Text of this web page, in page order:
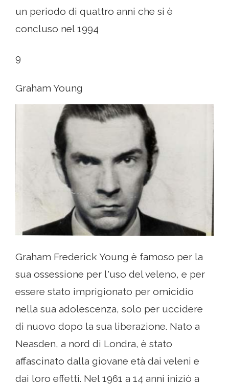
un periodo di quattro anni che si è
concluso nel 1994
9
Graham Young
Graham Frederick Young è famoso per la
sua ossessione per l'uso del veleno, e per
essere stato imprigionato per omicidio
nella sua adolescenza, solo per uccidere
di nuovo dopo la sua liberazione. Nato a
Neasden, a nord di Londra, è stato
affascinato dalla giovane età dai veleni e
dai loro effetti. Nel 1961 a 14 anni iniziò a